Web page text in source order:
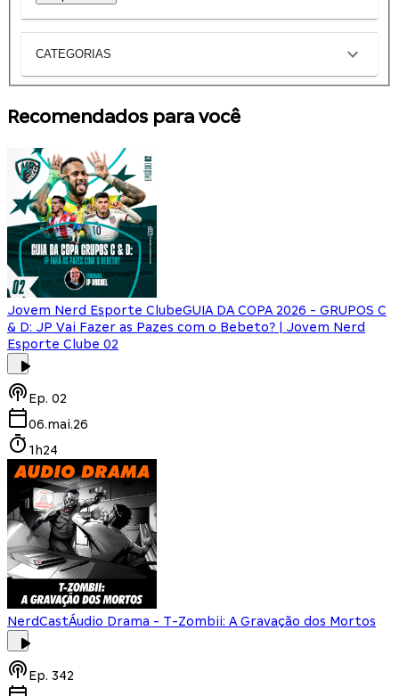
CATEGORIAS
Recomendados para você
Jovem Nerd Esporte ClubeGUIA DA COPA 2026 - GRUPOS C
& D: JP Vai Fazer as Pazes com o Bebeto? | Jovem Nerd
Esporte Clube 02
Ep. 02
06.mai.26
1h24
NerdCastÁudio Drama - T-Zombii: A Gravação dos Mortos
Ep. 342